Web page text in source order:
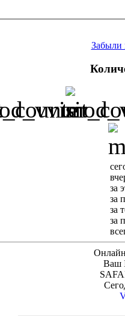
Забыли
за
за
за
за
Ваш